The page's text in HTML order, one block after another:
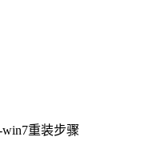
重装步骤